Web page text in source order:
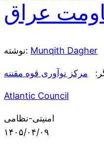
عراق
نوشته: Munqith Dagher
مرکز نوآوری قوه مقننه
Atlantic Council
امنیتی-نظامی
۱۴۰۵/۰۴/۰۹